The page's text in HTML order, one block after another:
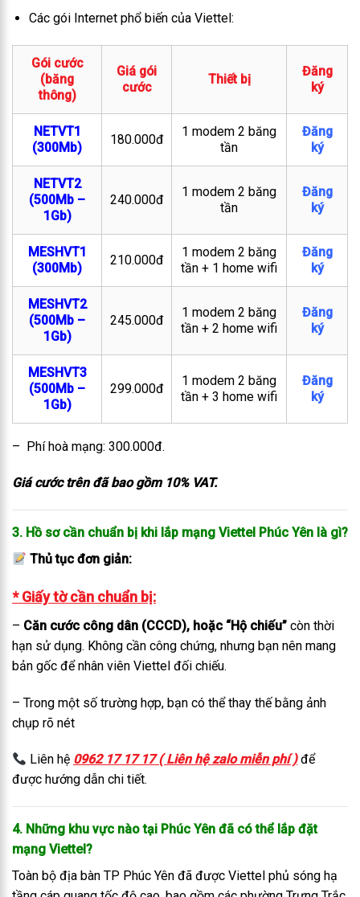
Các gói Internet phổ biến của Viettel:
Gói cước
(băng
thông)
Giá gói
cước
Thiết bị
Đăng
ký
NETVT1
(300Mb)
180.000đ
1 modem 2 băng
tần
Đăng
ký
NETVT2
(500Mb –
1Gb)
240.000đ
1 modem 2 băng
tần
Đăng
ký
MESHVT1
(300Mb)
210.000đ
1 modem 2 băng
tần + 1 home wifi
Đăng
ký
MESHVT2
(500Mb –
1Gb)
245.000đ
1 modem 2 băng
tần + 2 home wifi
Đăng
ký
MESHVT3
(500Mb –
1Gb)
299.000đ
1 modem 2 băng
tần + 3 home wifi
Đăng
ký
– Phí hoà mạng: 300.000đ.
Giá cước trên đã bao gồm 10% VAT.
3. Hồ sơ cần chuẩn bị khi lắp mạng Viettel Phúc Yên là gì?
Thủ tục đơn giản:
* Giấy tờ cần chuẩn bị:
– Căn cước công dân (CCCD), hoặc “Hộ chiếu” còn thời
hạn sử dụng. Không cần công chứng, nhưng bạn nên mang
bản gốc để nhân viên Viettel đối chiếu.
– Trong một số trường hợp, bạn có thể thay thế bằng ảnh
chụp rõ nét
Liên hệ 0962 17 17 17 ( Liên hệ zalo miễn phí ) để
được hướng dẫn chi tiết.
4. Những khu vực nào tại Phúc Yên đã có thể lắp đặt
mạng Viettel?
Toàn bộ địa bàn TP Phúc Yên đã được Viettel phủ sóng hạ